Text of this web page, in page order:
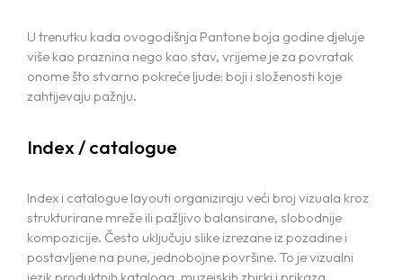
U trenutku kada ovogodišnja Pantone boja godine djeluje
više kao praznina nego kao stav, vrijeme je za povratak
onome što stvarno pokreće ljude: boji i složenosti koje
zahtijevaju pažnju.
Index / catalogue
Index i catalogue layouti organiziraju veći broj vizuala kroz
strukturirane mreže ili pažljivo balansirane, slobodnije
kompozicije. Često uključuju slike izrezane iz pozadine i
postavljene na pune, jednobojne površine. To je vizualni